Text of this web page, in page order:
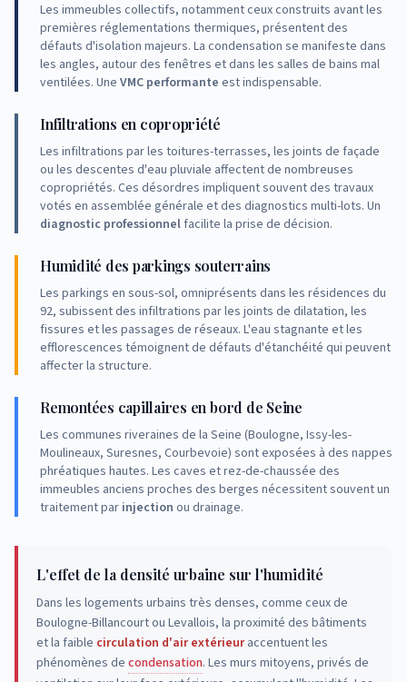
Les immeubles collectifs, notamment ceux construits avant les
premières réglementations thermiques, présentent des
défauts d'isolation majeurs. La condensation se manifeste dans
les angles, autour des fenêtres et dans les salles de bains mal
ventilées. Une VMC performante est indispensable.
Infiltrations en copropriété
Les infiltrations par les toitures-terrasses, les joints de façade
ou les descentes d'eau pluviale affectent de nombreuses
copropriétés. Ces désordres impliquent souvent des travaux
votés en assemblée générale et des diagnostics multi-lots. Un
diagnostic professionnelfacilite la prise de décision.
Humidité des parkings souterrains
Les parkings en sous-sol, omniprésents dans les résidences du
92, subissent des infiltrations par les joints de dilatation, les
fissures et les passages de réseaux. L'eau stagnante et les
efflorescences témoignent de défauts d'étanchéité qui peuvent
affecter la structure.
Remontées capillaires en bord de Seine
Les communes riveraines de la Seine (Boulogne, Issy-les-
Moulineaux, Suresnes, Courbevoie) sont exposées à des nappes
phréatiques hautes. Les caves et rez-de-chaussée des
immeubles anciens proches des berges nécessitent souvent un
traitement par injection ou drainage.
L'effet de la densité urbaine sur l'humidité
Dans les logements urbains très denses, comme ceux de
Boulogne-Billancourt ou Levallois, la proximité des bâtiments
et la faible circulation d'air extérieuraccentuent les
phénomènes de condensation. Les murs mitoyens, privés de